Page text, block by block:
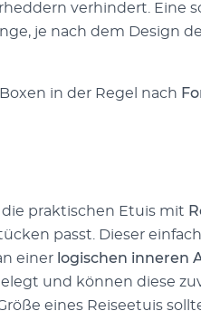
verhindert. Eine
je nach dem Design
in der Regel nach
praktischen Etuis mit
passt. Dieser
einer logischen inneren
und können diese
eines Reiseetuis